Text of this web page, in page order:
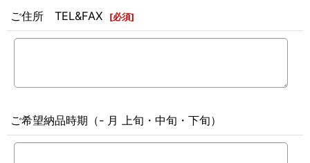
ご住所 TEL&FAX [必須]
ご希望納品時期（- 月 上旬・中旬・下旬）